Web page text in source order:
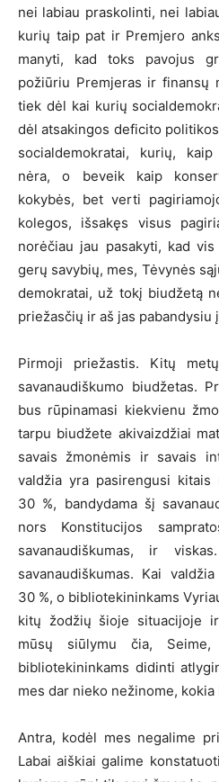
nei labiau praskolinti, nei
kurių taip pat ir Premjero
manyti, kad toks pavojus
požiūriu Premjeras ir finansų
tiek dėl kai kurių
dėl atsakingos deficito
socialdemokratai, kurių,
nėra, o beveik kaip
kokybės, bet verti
kolegos, išsakęs visus
norėčiau jau pasakyti, kad
gerų savybių, mes, Tėvynės
demokratai, už tokį biudžetą
priežasčių ir aš jas pabandysiu
Pirmoji priežastis. Kitų
savanaudiškumo biudžetas.
bus rūpinamasi kiekvienu
tarpu biudžete akivaizdžiai
savais žmonėmis ir savais
valdžia yra pasirengusi
30 %, bandydama šį
nors Konstitucijos
savanaudiškumas, ir
savanaudiškumas. Kai
30 %, o bibliotekininkams
kitų žodžių šioje situacijoje
mūsų siūlymu čia,
bibliotekininkams didinti
mes dar nieko nežinome,
Antra, kodėl mes negalime
Labai aiškiai galime